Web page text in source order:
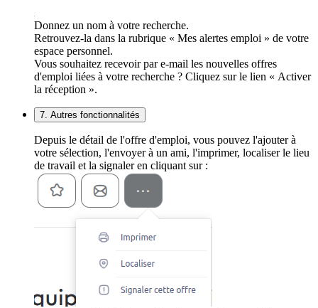
Donnez un nom à votre recherche.
Retrouvez-la dans la rubrique « Mes alertes emploi » de votre
espace personnel.
Vous souhaitez recevoir par e-mail les nouvelles offres
d'emploi liées à votre recherche ? Cliquez sur le lien « Activer
la réception ».
7. Autres fonctionnalités
Depuis le détail de l'offre d'emploi, vous pouvez l'ajouter à
votre sélection, l'envoyer à un ami, l'imprimer, localiser le lieu
de travail et la signaler en cliquant sur :